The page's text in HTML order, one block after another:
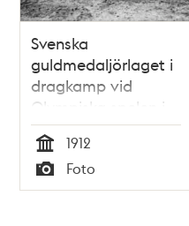
Svenska
guldmedaljörlaget i
dragkamp vid
Olympiska spelen i
Stockholm 1912
Tid
1912
Typ
Foto